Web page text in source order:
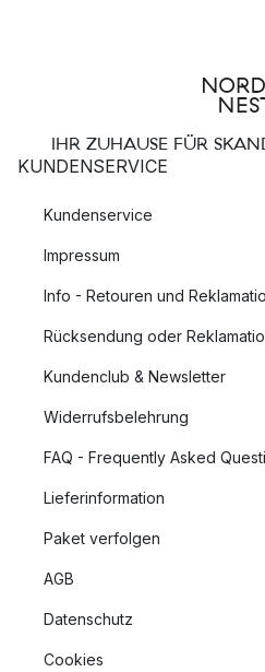
IHR ZUHAUSE FÜR
KUNDENSERVICE
Kundenservice
Impressum
Info - Retouren und
Rücksendung oder
Kundenclub & Newsletter
Widerrufsbelehrung
FAQ - Frequently Asked
Lieferinformation
Paket verfolgen
AGB
Datenschutz
Cookies